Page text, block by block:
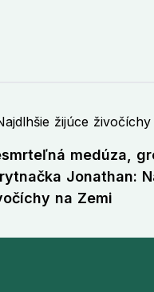
medúza,
Jonathan:
na Zemi